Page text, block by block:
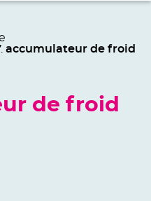
accumulateur de froid
de froid